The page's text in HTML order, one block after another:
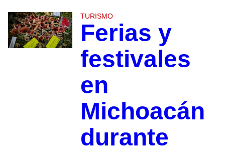
TURISMO
Ferias y
festivales
en
Michoacán
durante